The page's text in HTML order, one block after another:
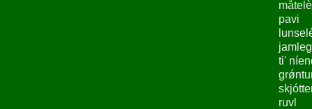
pavi
ti'
ruvl